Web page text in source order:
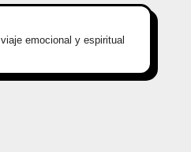
viaje emocional y espiritual